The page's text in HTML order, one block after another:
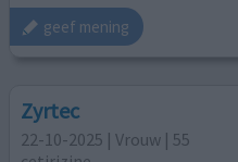
geef mening
Zyrtec
22-10-2025 | Vrouw | 55